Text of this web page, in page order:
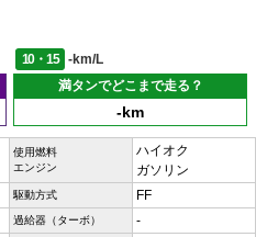
10・15
-km/L
満タンでどこまで走る？
-km
使用燃料
エンジン
ハイオク
ガソリン
駆動方式 FF
過給器（ターボ） -